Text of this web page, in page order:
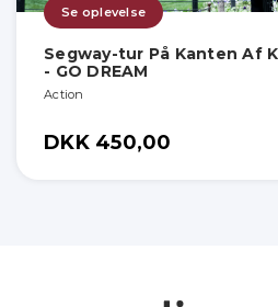
Se oplevelse
Segway-tur På Kanten Af
- GO DREAM
Action
DKK 450,00